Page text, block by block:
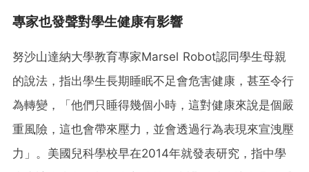
專家也發聲對學生健康有影響
努沙山達納大學教育專家Marsel Robot認同學生母親
的說法，指出學生長期睡眠不足會危害健康，甚至令行
為轉變，「他們只睡得幾個小時，這對健康來說是個嚴
重風險，這也會帶來壓力，並會透過行為表現來宣洩壓
力」。美國兒科學校早在2014年就發表研究，指中學